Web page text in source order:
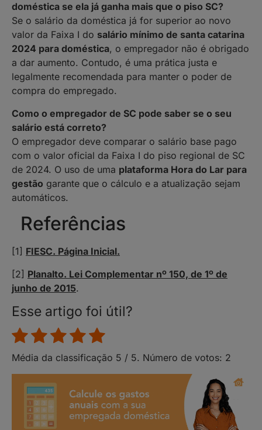
doméstica se ela já ganha mais que o piso SC?
Se o salário da doméstica já for superior ao novo
valor da Faixa I do salário mínimo de santa catarina
2024 para doméstica, o empregador não é obrigado
a dar aumento. Contudo, é uma prática justa e
legalmente recomendada para manter o poder de
compra do empregado.
Como o empregador de SC pode saber se o seu
salário está correto?
O empregador deve comparar o salário base pago
com o valor oficial da Faixa I do piso regional de SC
de 2024. O uso de uma plataforma Hora do Lar para
gestão garante que o cálculo e a atualização sejam
automáticos.
Referências
[1] FIESC. Página Inicial.
[2] Planalto. Lei Complementar nº 150, de 1º de
junho de 2015.
Esse artigo foi útil?
Média da classificação 5 / 5. Número de votos: 2